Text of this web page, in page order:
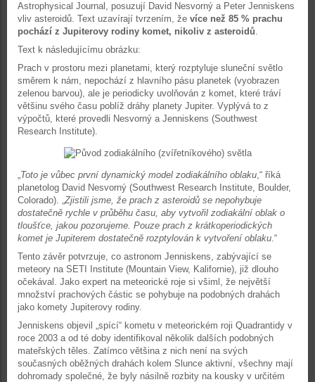
Astrophysical Journal, posuzují David Nesvorný a Peter Jenniskens
vliv asteroidů. Text uzavírají tvrzením, že více než 85 % prachu
pochází z Jupiterovy rodiny komet, nikoliv z asteroidů.
Text k následujícímu obrázku:
Prach v prostoru mezi planetami, který rozptyluje sluneční světlo
směrem k nám, nepochází z hlavního pásu planetek (vyobrazen
zelenou barvou), ale je periodicky uvolňován z komet, které tráví
většinu svého času poblíž dráhy planety Jupiter. Vyplývá to z
výpočtů, které provedli Nesvorný a Jenniskens (Southwest
Research Institute).
„Toto je vůbec první dynamický model zodiakálního oblaku,“ říká
planetolog David Nesvorný (Southwest Research Institute, Boulder,
Colorado). „Zjistili jsme, že prach z asteroidů se nepohybuje
dostatečně rychle v průběhu času, aby vytvořil zodiakální oblak o
tloušťce, jakou pozorujeme. Pouze prach z krátkoperiodických
komet je Jupiterem dostatečně rozptylován k vytvoření oblaku.“
Tento závěr potvrzuje, co astronom Jenniskens, zabývající se
meteory na SETI Institute (Mountain View, Kalifornie), již dlouho
očekával. Jako expert na meteorické roje si všiml, že největší
množství prachových částic se pohybuje na podobných drahách
jako komety Jupiterovy rodiny.
Jenniskens objevil „spící“ kometu v meteorickém roji Quadrantidy v
roce 2003 a od té doby identifikoval několik dalších podobných
mateřských těles. Zatímco většina z nich není na svých
současných oběžných drahách kolem Slunce aktivní, všechny mají
dohromady společné, že byly násilně rozbity na kousky v určitém